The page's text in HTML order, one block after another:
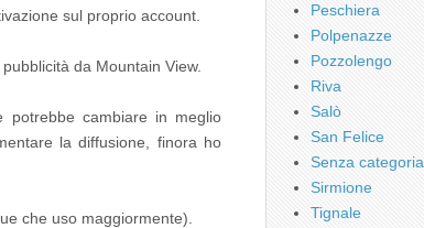
sul proprio account.
da Mountain View.
cambiare in meglio
la diffusione, finora ho
che uso maggiormente).
Peschiera
Polpenazze
Pozzolengo
Riva
Salò
San Felice
Senza categoria
Sirmione
Tignale